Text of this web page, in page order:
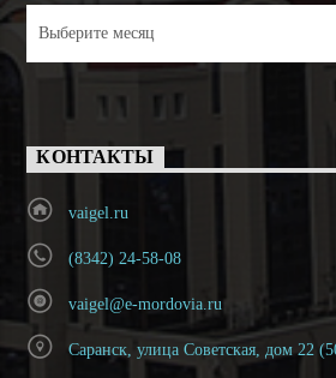
КОНТАКТЫ
vaigel.ru
(8342) 24-58-08
vaigel@e-mordovia.ru
Саранск, улица Советская, дом 22